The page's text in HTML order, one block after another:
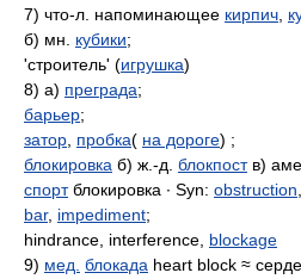
7) что-л. напоминающее кирпич
б) мн. кубики;
'строитель' (игрушка)
8) а) преграда;
барьер;
затор пробка( на дороге) ;
блокировка б) ж.-д. блокпоств)
спортблокировка ∙ Syn: obstruction
bar, impediment;
hindrance, interference, blockage
9) мед. блокада heart block ≈